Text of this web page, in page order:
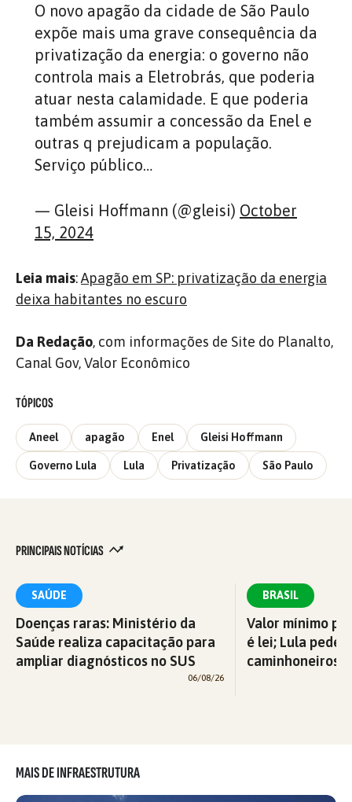
O novo apagão da cidade de São Paulo
expõe mais uma grave consequência da
privatização da energia: o governo não
controla mais a Eletrobrás, que poderia
atuar nesta calamidade. E que poderia
também assumir a concessão da Enel e
outras q prejudicam a população.
Serviço público…
— Gleisi Hoffmann (@gleisi) October
15, 2024
Leia mais:Apagão em SP: privatização da energia
deixa habitantes no escuro
Da Redação, com informações de Site do Planalto,
Canal Gov, Valor Econômico
TÓPICOS
Aneel apagão Enel Gleisi Hoffmann
Governo Lula Lula Privatização São Paulo
PRINCIPAIS NOTÍCIAS
SAÚDE
Doenças raras: Ministério da
Saúde realiza capacitação para
ampliar diagnósticos no SUS
06/08/26
BRASIL
Valor mínimo
é lei; Lula pede
caminhoneiros
MAIS DE INFRAESTRUTURA